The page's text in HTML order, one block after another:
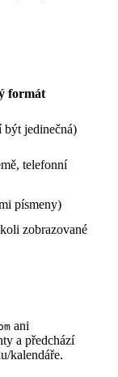
formát
být jedinečná)
telefonní
písmeny)
zobrazované
ani
a předchází
kalendáře.